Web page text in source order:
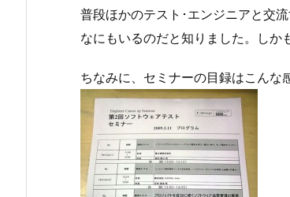
普段ほかのテスト･エンジニアと交
なにもいるのだと知りました。しか
ちなみに、セミナーの目録はこんな